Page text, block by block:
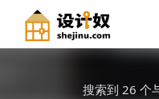
搜索到 26 个